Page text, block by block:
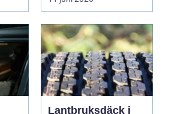
Lantbruksdäck i